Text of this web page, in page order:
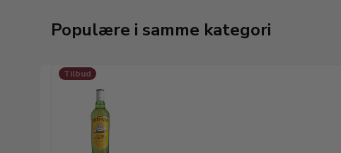
Populære i samme kategori
Tilbud